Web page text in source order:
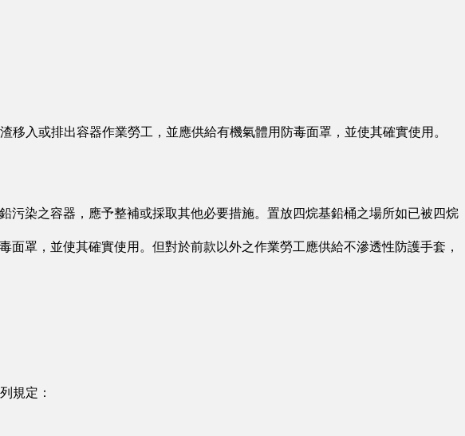
入或排出容器作業勞工，並應供給有機氣體用防毒面罩，並使其確實使用。
染之容器，應予整補或採取其他必要措施。置放四烷基鉛桶之場所如已被四烷
罩，並使其確實使用。但對於前款以外之作業勞工應供給不滲透性防護手套，
規定：